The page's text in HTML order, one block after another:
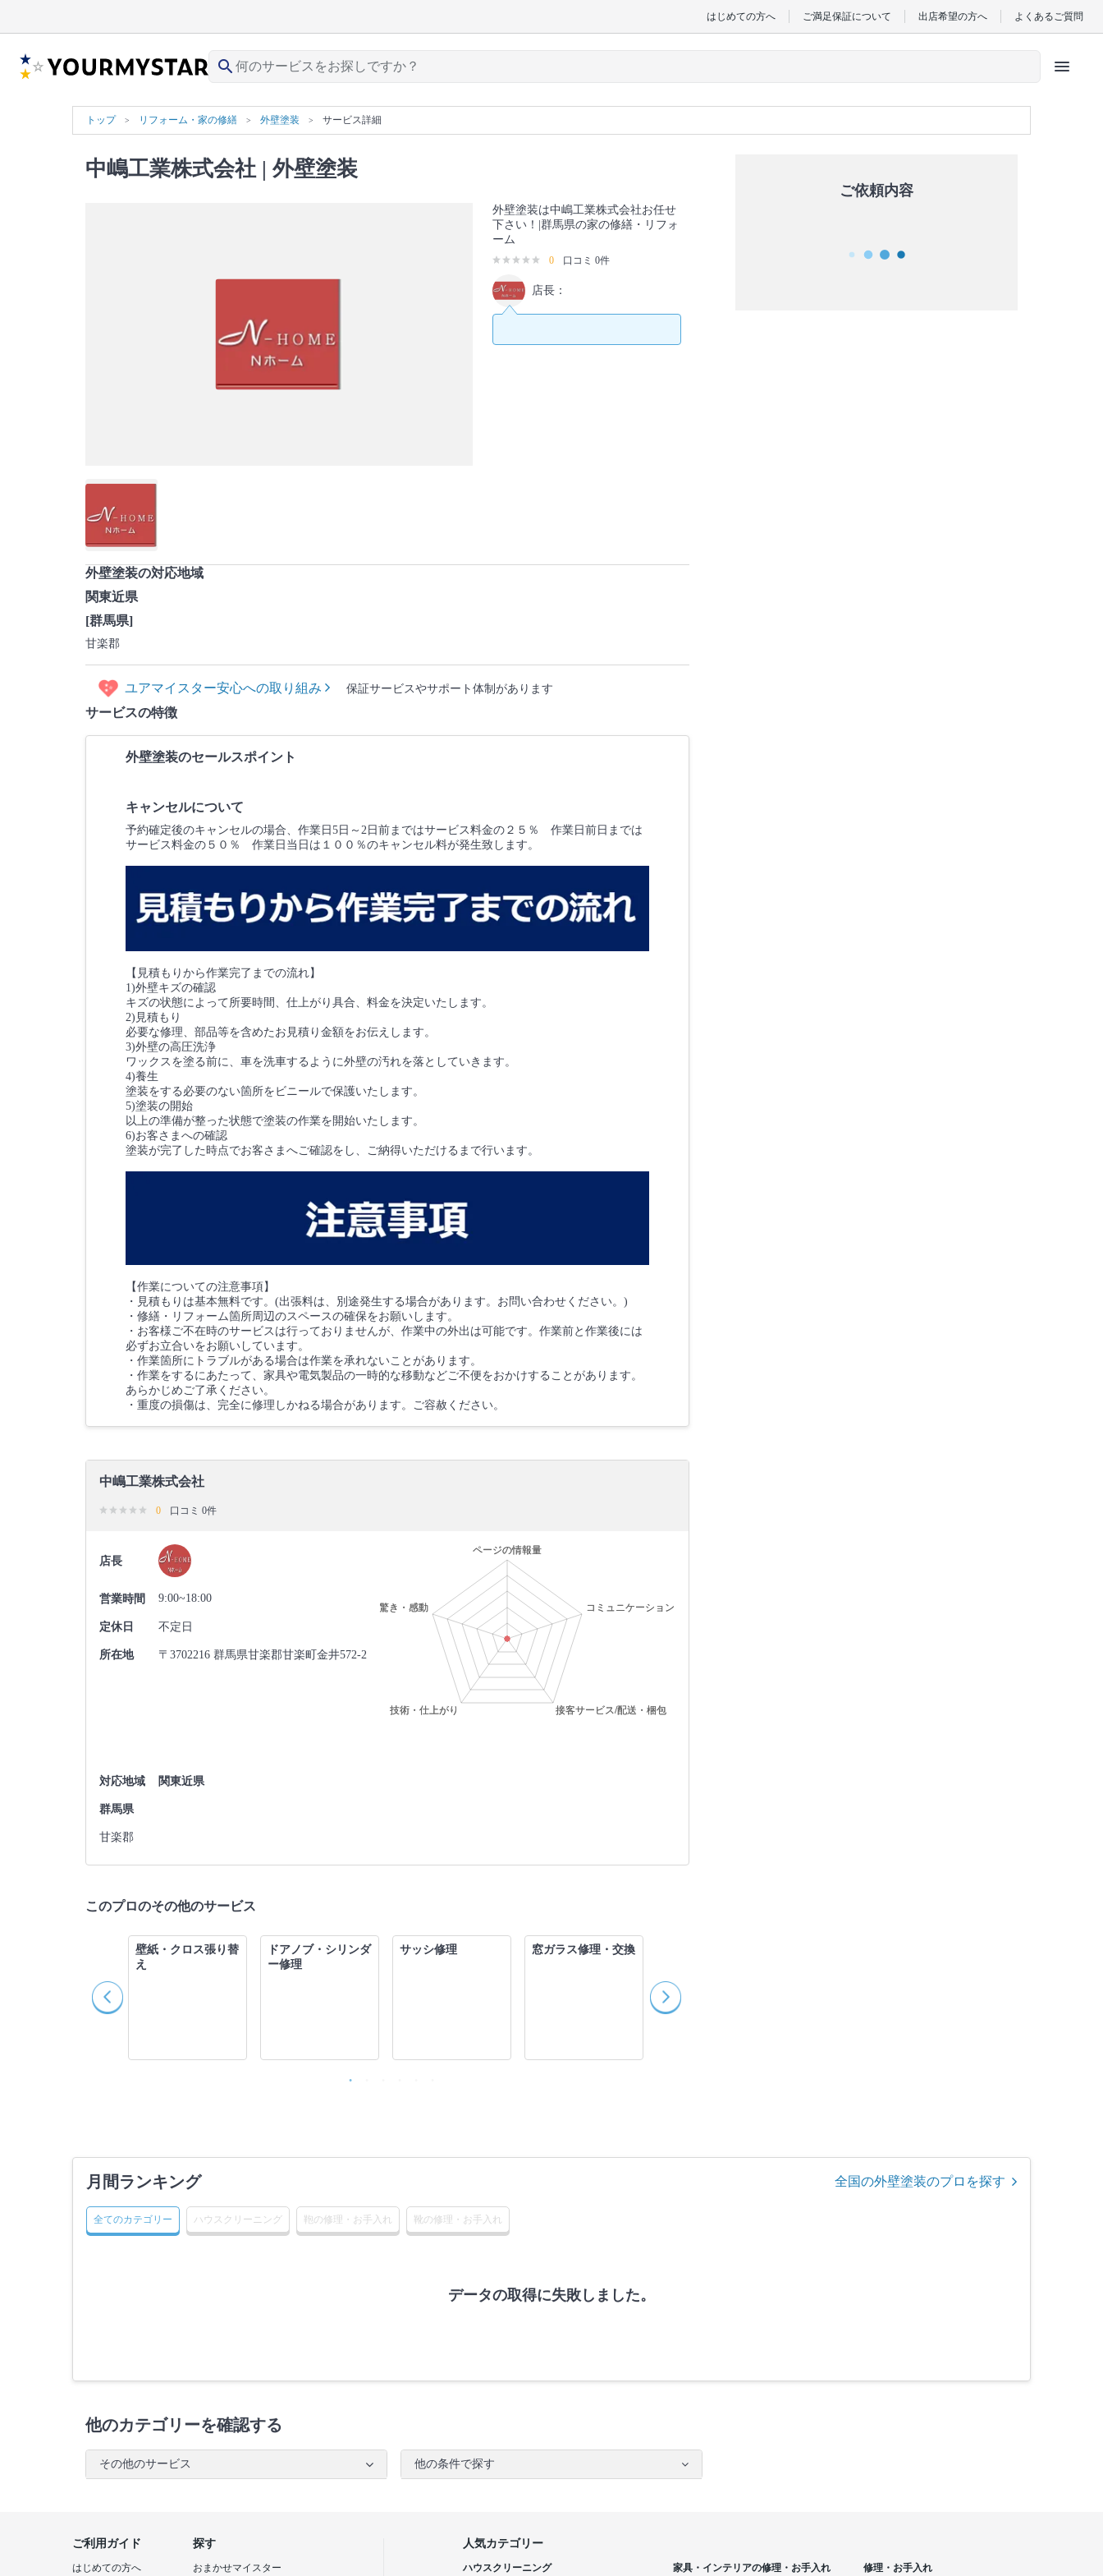
はじめての方へ ご満足保証について 出店希望の方へ よくあるご質問
search menu
トップ リフォーム・家の修繕 外壁塗装 サービス詳細
中嶋工業株式会社 | 外壁塗装
外壁塗装は中嶋工業株式会社お任せ
下さい！|群馬県の家の修繕・リフォ
ーム
0 口コミ 0件
店長：
外壁塗装の対応地域
関東近県
[群馬県]
甘楽郡
ユアマイスター安心への取り組み 保証サービスやサポート体制があります
サービスの特徴
外壁塗装のセールスポイント
キャンセルについて
予約確定後のキャンセルの場合、作業日5日～2日前まではサービス料金の２５％ 作業日前日までは
サービス料金の５０％ 作業日当日は１００％のキャンセル料が発生致します。
【見積もりから作業完了までの流れ】
1)外壁キズの確認
キズの状態によって所要時間、仕上がり具合、料金を決定いたします。
2)見積もり
必要な修理、部品等を含めたお見積り金額をお伝えします。
3)外壁の高圧洗浄
ワックスを塗る前に、車を洗車するように外壁の汚れを落としていきます。
4)養生
塗装をする必要のない箇所をビニールで保護いたします。
5)塗装の開始
以上の準備が整った状態で塗装の作業を開始いたします。
6)お客さまへの確認
塗装が完了した時点でお客さまへご確認をし、ご納得いただけるまで行います。
【作業についての注意事項】
・見積もりは基本無料です。(出張料は、別途発生する場合があります。お問い合わせください。)
・修繕・リフォーム箇所周辺のスペースの確保をお願いします。
・お客様ご不在時のサービスは行っておりませんが、作業中の外出は可能です。作業前と作業後には
必ずお立合いをお願いしています。
・作業箇所にトラブルがある場合は作業を承れないことがあります。
・作業をするにあたって、家具や電気製品の一時的な移動などご不便をおかけすることがあります。
あらかじめご了承ください。
・重度の損傷は、完全に修理しかねる場合があります。ご容赦ください。
中嶋工業株式会社
0 口コミ 0件
店長
営業時間 9:00~18:00
定休日 不定日
所在地 〒3702216 群馬県甘楽郡甘楽町金井572-2
対応地域 関東近県
群馬県
甘楽郡
このプロのその他のサービス
壁紙・クロス張り替
え
ドアノブ・シリンダ
ー修理
サッシ修理 窓ガラス修理・交換
ご依頼内容
月間ランキング 全国の外壁塗装のプロを探す
全てのカテゴリー ハウスクリーニング 鞄の修理・お手入れ 靴の修理・お手入れ
データの取得に失敗しました。
他のカテゴリーを確認する
その他のサービス 他の条件で探す
探す
おまかせマイスター
ご利用ガイド
はじめての方へ
人気カテゴリー
ハウスクリーニング 家具・インテリアの修理・お手入れ 修理・お手入れ